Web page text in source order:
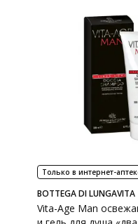
Только в интернет-
BOTTEGA DI LUNGAVITA
Vita-Age Man